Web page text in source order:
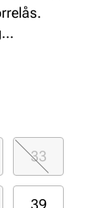
gir et
33
39